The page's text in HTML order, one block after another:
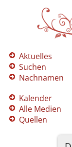
Aktuelles
Suchen
Nachnamen
Kalender
Alle Medien
Quellen